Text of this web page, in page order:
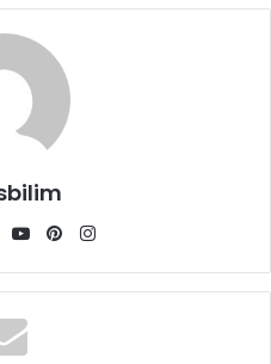
LinkedInYouTubePinterest